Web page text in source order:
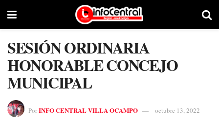
SESIÓN ORDINARIA
HONORABLE CONCEJO
MUNICIPAL
PorINFO CENTRAL VILLA OCAMPO octubre 13, 2022